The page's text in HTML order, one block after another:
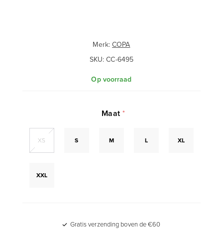
Merk: COPA
SKU: CC-6495
Op voorraad
Maat*
XS S M L XL
XXL
Gratis verzending boven de €60